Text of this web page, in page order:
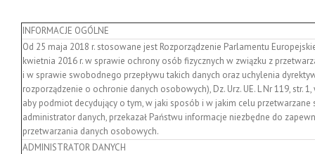
INFORMACJE OGÓLNE
Od 25 maja 2018 r. stosowane jest Rozporządzenie Parlamentu
kwietnia 2016 r. w sprawie ochrony osób fizycznych w związku z
i w sprawie swobodnego przepływu takich danych oraz uchylenia
rozporządzenie o ochronie danych osobowych), Dz. Urz. UE. L Nr 119, str. 1,
aby podmiot decydujący o tym, w jaki sposób i w jakim celu przetwarzane
administrator danych, przekazał Państwu informacje niezbędne do
przetwarzania danych osobowych.
ADMINISTRATOR DANYCH